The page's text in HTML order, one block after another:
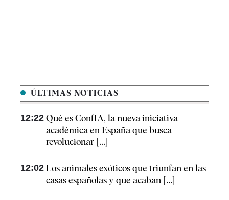
ÚLTIMAS NOTICIAS
12:22 Qué es ConfIA, la nueva iniciativa
académica en España que busca
revolucionar [...]
12:02 Los animales exóticos que triunfan en las
casas españolas y que acaban [...]